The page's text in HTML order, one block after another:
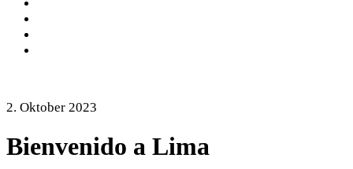
2. Oktober 2023
Bienvenido a Lima